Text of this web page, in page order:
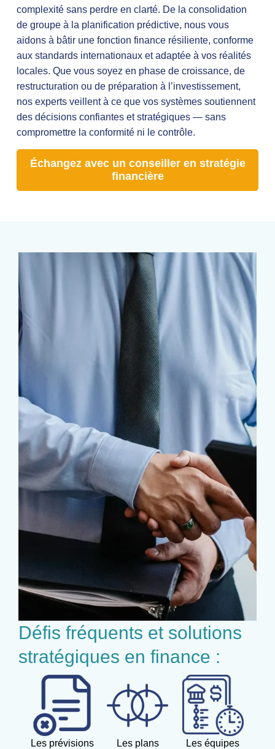
complexité sans perdre en clarté. De la consolidation
de groupe à la planification prédictive, nous vous
aidons à bâtir une fonction finance résiliente, conforme
aux standards internationaux et adaptée à vos réalités
locales. Que vous soyez en phase de croissance, de
restructuration ou de préparation à l’investissement,
nos experts veillent à ce que vos systèmes soutiennent
des décisions confiantes et stratégiques — sans
compromettre la conformité ni le contrôle.
Échangez avec un conseiller en stratégie
financière
Défis fréquents et solutions
stratégiques en finance :
Les prévisions
Les plans
Les équipes